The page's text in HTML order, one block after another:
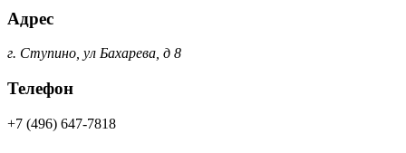
Адрес
г. Ступино, ул Бахарева, д 8
Телефон
+7 (496) 647-7818